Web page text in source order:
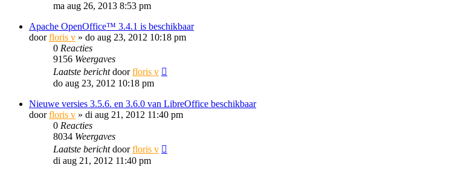
ma aug 26, 2013 8:53 pm
Apache OpenOffice™ 3.4.1 is beschikbaar
doorfloris v » do aug 23, 2012 10:18 pm
0 Reacties
9156 Weergaves
Laatste berichtdoorfloris v
do aug 23, 2012 10:18 pm
Nieuwe versies 3.5.6. en 3.6.0 van LibreOffice beschikbaar
doorfloris v » di aug 21, 2012 11:40 pm
0 Reacties
8034 Weergaves
Laatste berichtdoorfloris v
di aug 21, 2012 11:40 pm